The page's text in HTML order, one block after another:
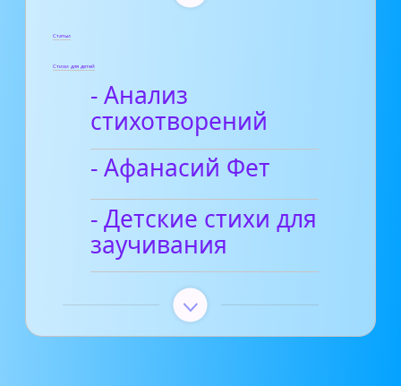
Статьи
Стихи для детей
- Анализ
стихотворений
- Афанасий Фет
- Детские стихи для
заучивания